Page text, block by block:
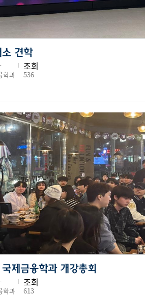
견학
학과
조회
536
제금융학과 개강총회
학과
조회
613